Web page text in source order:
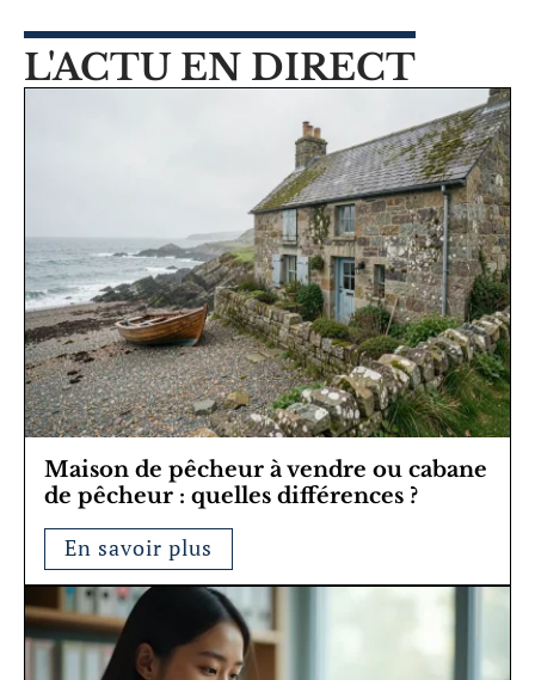
L'ACTU EN DIRECT
Maison de pêcheur à vendre ou cabane
de pêcheur : quelles différences ?
En savoir plus